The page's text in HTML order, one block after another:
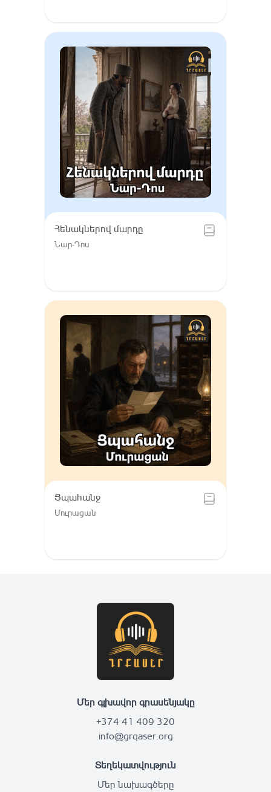
Հենակներով մարդը
Նար-Դոս
Ցպահանջ
Մուրացան
Մեր գլխավոր գրասենյակը
+374 41 409 320
info@grqaser.org
Տեղեկատվություն
Մեր նախագծերը